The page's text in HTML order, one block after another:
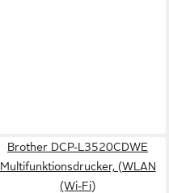
Brother DCP-L3520CDWE
Multifunktionsdrucker, (WLAN
(Wi-Fi)